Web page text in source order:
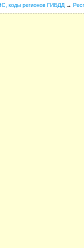
коды регионов ГИБДД →